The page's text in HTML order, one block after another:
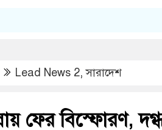
Lead News 2,সারাদেশ
ফের বিস্ফোরণ,